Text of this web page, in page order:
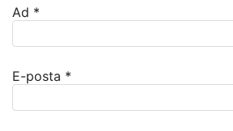
Ad *
E-posta *